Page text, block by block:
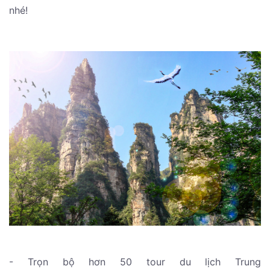
nhé!
- Trọn bộ hơn 50 tour du lịch Trung